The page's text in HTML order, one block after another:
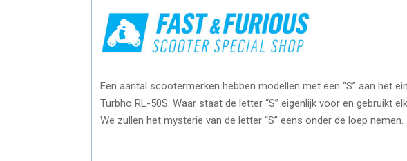
Een aantal scootermerken hebben modellen met een “S” aan het
Turbho RL-50S. Waar staat de letter “S” eigenlijk voor en gebruikt
We zullen het mysterie van de letter “S” eens onder de loep nemen.